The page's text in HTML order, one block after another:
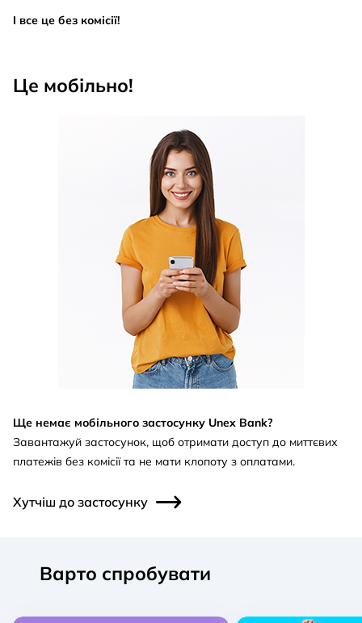
І все це без комісії!
Ще немає мобільного застосунку Unex Bank?
Завантажуй застосунок, щоб отримати доступ до миттєвих
платежів без комісії та не мати клопоту з оплатами.
Хутчіш до застосунку
Це мобільно!
Варто спробувати